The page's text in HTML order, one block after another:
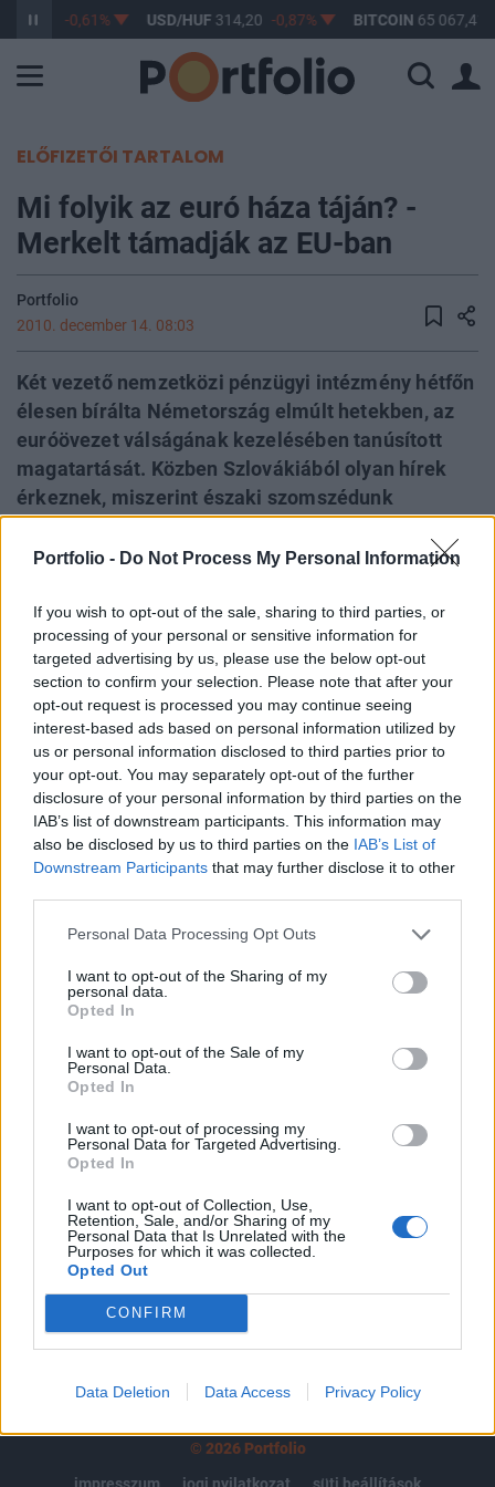
Portfolio - Do Not Process My Personal Information
If you wish to opt-out of the sale, sharing to third parties, or
processing of your personal or sensitive information for
targeted advertising by us, please use the below opt-out
section to confirm your selection. Please note that after your
opt-out request is processed you may continue seeing
interest-based ads based on personal information utilized by
us or personal information disclosed to third parties prior to
your opt-out. You may separately opt-out of the further
disclosure of your personal information by third parties on the
IAB’s list of downstream participants. This information may
also be disclosed by us to third parties on the IAB’s List of
Downstream Participants that may further disclose it to other
Personal Data Processing Opt Outs
I want to opt-out of the Sharing of my
personal data.
Opted In
I want to opt-out of the Sale of my
Personal Data.
Opted In
I want to opt-out of processing my
Personal Data for Targeted Advertising.
Opted In
I want to opt-out of Collection, Use,
Retention, Sale, and/or Sharing of my
Personal Data that Is Unrelated with the
Purposes for which it was collected.
Opted Out
CONFIRM
Data Deletion Data Access Privacy Policy
363,17 -0,61% USD/HUF314,20 -0,87% BITCOIN65 067,41
ELŐFIZETŐI TARTALOM
Mi folyik az euró háza táján? -
Merkelt támadják az EU-ban
Portfolio
2010. december 14. 08:03
Két vezető nemzetközi pénzügyi intézmény hétfőn
élesen bírálta Németország elmúlt hetekben, az
euróövezet válságának kezelésében tanúsított
magatartását. Közben Szlovákiából olyan hírek
érkeznek, miszerint északi szomszédunk
csütörtök-pénteki uniós csúcstalálkozóhoz
kontinensen, ami nem tesz jót az euró
megítélésének sem.
Élesen bírálják Merkelt A Nemzetközi Fizetések Bankja
hétfői negyedéves jelentésében arra mutatott rá, hogy a
nyugat-európai államok csődkockázatának emelkedése
október 18-án indult meg, amikor a német és francia
kormány ismertette javaslatát az adósságválság
kezelésére. Mint ismeretes, a két ország tervei szerint a
jelenleg működő 750 milliárd eurós eurózóna...
KEDVES OLVASÓNK!
tartozik, melynek olvasása előfizetéses
regisztrációhoz kötött.
Az előfizetés a következőket tartalmazza:
Portfolio.hu teljes cikkarchívum
kötéslistái
MÁR ELŐFIZETŐNK VAGY?
© 2026 Portfolio
impresszum
jogi nyilatkozat süti beállítások